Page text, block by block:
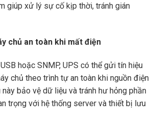
giúp xử lý sự cố kịp thời, tránh gián
chủ an toàn khi mất điện
hoặc SNMP, UPS có thể gửi tín hiệu
chủ theo trình tự an toàn khi nguồn điện
bảo vệ dữ liệu và tránh hư hỏng phần
trọng với hệ thống server và thiết bị lưu